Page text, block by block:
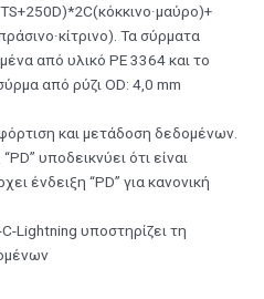
Τα σύρματα
από υλικό PE 3364 και το
από ρύζι OD: 4,0 mm
και μετάδοση δεδομένων.
υποδεικνύει ότι είναι
ένδειξη “PD” για κανονική
Lightning υποστηρίζει τη